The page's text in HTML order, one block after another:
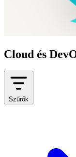
Cloud és
Szűrők